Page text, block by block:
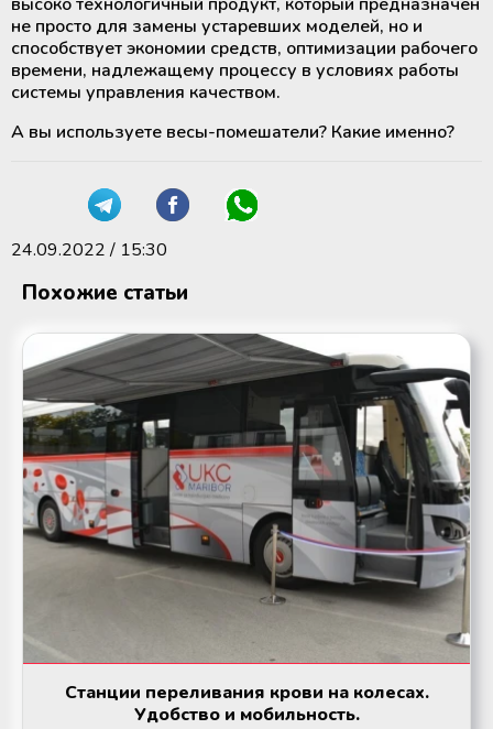
не просто для замены устаревших моделей, но и
способствует экономии средств, оптимизации рабочего
времени, надлежащему процессу в условиях работы
системы управления качеством.
А вы используете весы-помешатели? Какие именно?
24.09.2022 / 15:30
Похожие статьи
Станции переливания крови на колесах.
Удобство и мобильность.